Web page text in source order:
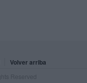
Volver arriba